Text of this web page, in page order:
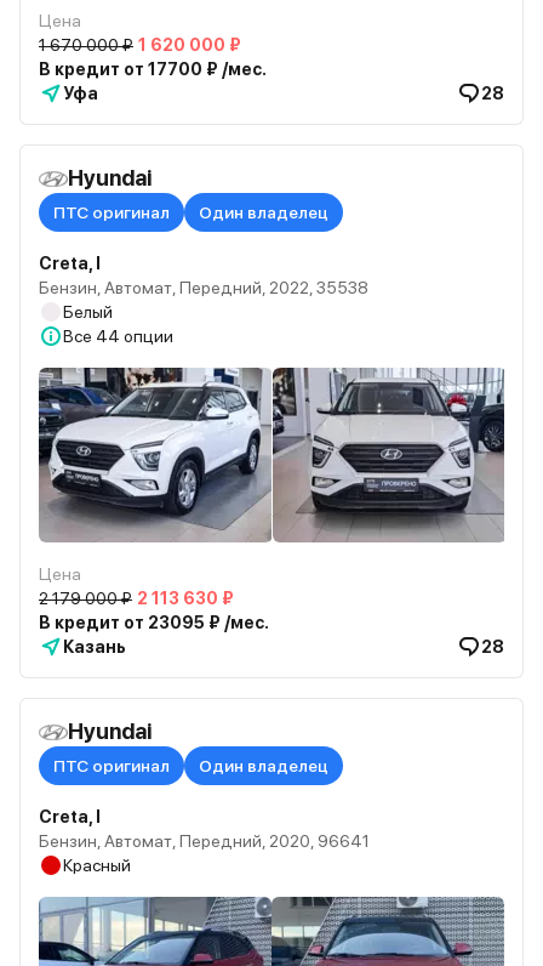
Цена
1 670 000 ₽ 1 620 000 ₽
В кредит от 17700 ₽ /мес.
Уфа
28
Hyundai
ПТС оригинал Один владелец
Creta, I
Бензин, Автомат, Передний, 2022, 35538
Белый
Все 44 опции
Цена
2 179 000 ₽ 2 113 630 ₽
В кредит от 23095 ₽ /мес.
Казань
28
Hyundai
ПТС оригинал Один владелец
Creta, I
Бензин, Автомат, Передний, 2020, 96641
Красный